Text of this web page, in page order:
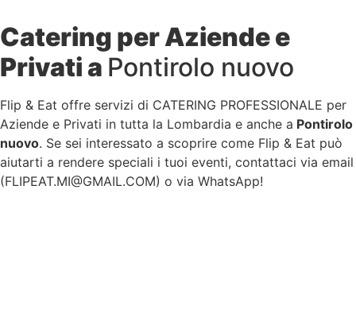
Catering per Aziende e
Privati a Pontirolo nuovo
Flip & Eat offre servizi di CATERING PROFESSIONALE per
Aziende e Privati in tutta la Lombardia e anche a Pontirolo
nuovo. Se sei interessato a scoprire come Flip & Eat può
aiutarti a rendere speciali i tuoi eventi, contattaci via email
(FLIPEAT.MI@GMAIL.COM) o via WhatsApp!